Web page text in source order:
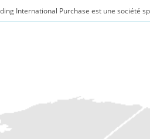
International Purchase est une société